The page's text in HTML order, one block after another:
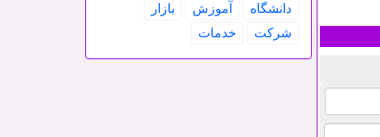
دانشگاه
آموزش
بازار
شركت
خدمات